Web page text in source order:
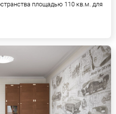
площадью 110 кв.м. для